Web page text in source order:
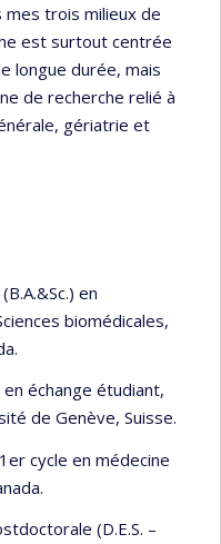
mes trois milieux de
est surtout centrée
longue durée, mais
de recherche relié à
gériatrie et
en
biomédicales,
échange étudiant,
de Genève, Suisse.
cycle en médecine
(D.E.S. –